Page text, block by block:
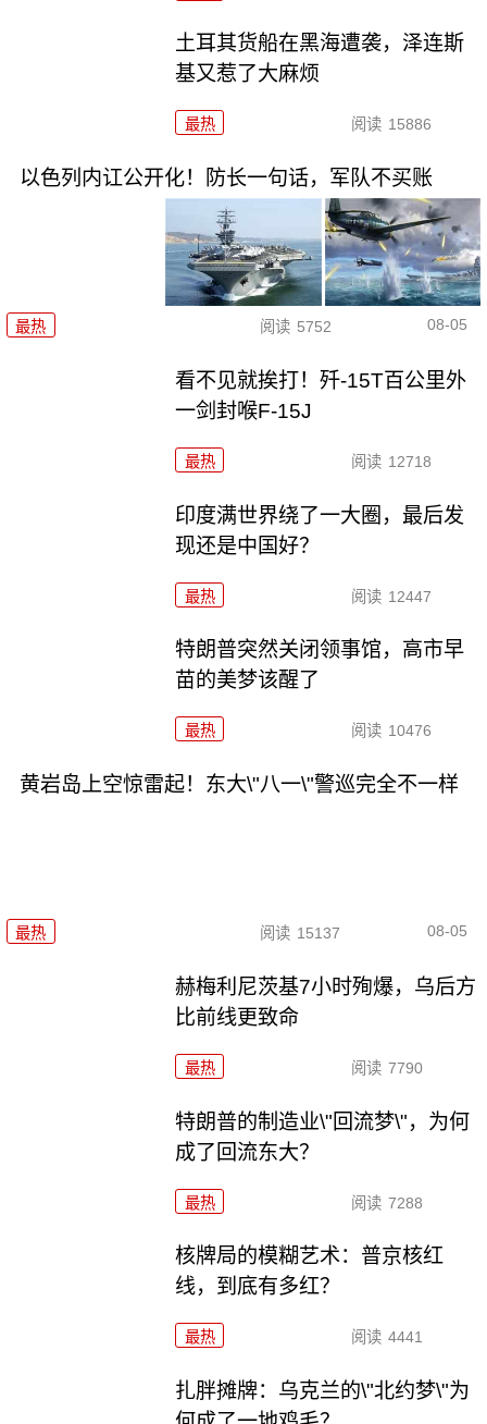
土耳其货船在黑海遭袭，泽连斯
基又惹了大麻烦
最热 阅读 15886
以色列内讧公开化！防长一句话，军队不买账
最热 阅读 5752 08-05
看不见就挨打！歼-15T百公里外
一剑封喉F-15J
最热 阅读 12718
印度满世界绕了一大圈，最后发
现还是中国好？
最热 阅读 12447
特朗普突然关闭领事馆，高市早
苗的美梦该醒了
最热 阅读 10476
黄岩岛上空惊雷起！东大\"八一\"警巡完全不一样
最热 阅读 15137 08-05
赫梅利尼茨基7小时殉爆，乌后方
比前线更致命
最热 阅读 7790
特朗普的制造业\"回流梦\"，为何
成了回流东大？
最热 阅读 7288
核牌局的模糊艺术：普京核红
线，到底有多红？
最热 阅读 4441
扎胖摊牌：乌克兰的\"北约梦\"为